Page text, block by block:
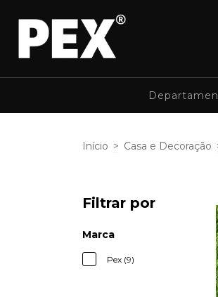
Início > Casa e Decoração
Filtrar por
Marca
Pex (9)